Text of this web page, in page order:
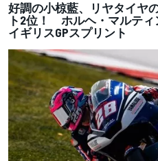
好調の小椋藍、リヤタイヤ
ト2位！ ホルヘ・マルティ
イギリスGPスプリント